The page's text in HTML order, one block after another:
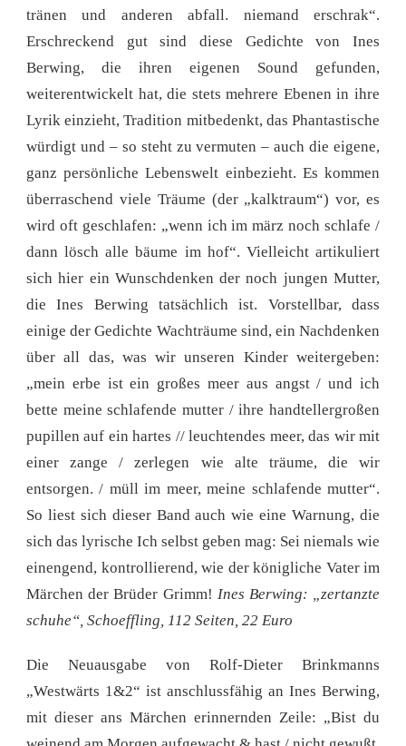
tränen und anderen abfall. niemand erschrak“.
Erschreckend gut sind diese Gedichte von Ines
Berwing, die ihren eigenen Sound gefunden,
weiterentwickelt hat, die stets mehrere Ebenen in ihre
Lyrik einzieht, Tradition mitbedenkt, das Phantastische
würdigt und – so steht zu vermuten – auch die eigene,
ganz persönliche Lebenswelt einbezieht. Es kommen
überraschend viele Träume (der „kalktraum“) vor, es
wird oft geschlafen: „wenn ich im märz noch schlafe /
dann lösch alle bäume im hof“. Vielleicht artikuliert
sich hier ein Wunschdenken der noch jungen Mutter,
die Ines Berwing tatsächlich ist. Vorstellbar, dass
einige der Gedichte Wachträume sind, ein Nachdenken
über all das, was wir unseren Kinder weitergeben:
„mein erbe ist ein großes meer aus angst / und ich
bette meine schlafende mutter / ihre handtellergroßen
pupillen auf ein hartes // leuchtendes meer, das wir mit
einer zange / zerlegen wie alte träume, die wir
entsorgen. / müll im meer, meine schlafende mutter“.
So liest sich dieser Band auch wie eine Warnung, die
sich das lyrische Ich selbst geben mag: Sei niemals wie
einengend, kontrollierend, wie der königliche Vater im
Märchen der Brüder Grimm! Ines Berwing: „zertanzte
schuhe“, Schoeffling, 112 Seiten, 22 Euro
Die Neuausgabe von Rolf-Dieter Brinkmanns
„Westwärts 1&2“ ist anschlussfähig an Ines Berwing,
mit dieser ans Märchen erinnernden Zeile: „Bist du